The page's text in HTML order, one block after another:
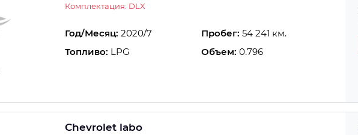
Комплектация: DLX
Год/Месяц: 2020/7 Пробег: 54 241 км.
Топливо: LPG Объем: 0.796
Chevrolet labo